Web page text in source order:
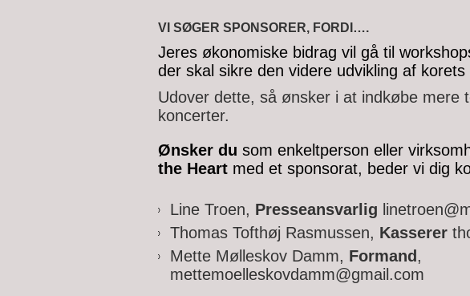
VI SØGER SPONSORER, FORDI….
Jeres økonomiske bidrag vil gå til
der skal sikre den videre udvikling af
Udover dette, så ønsker i at indkøbe mere
koncerter.
Ønsker du som enkeltperson eller
the Heart med et sponsorat, beder vi dig
Line Troen, Presseansvarlig
Thomas Tofthøj Rasmussen, Kasserer
Mette Mølleskov Damm, Formand ,
mettemoelleskovdamm@gmail.com